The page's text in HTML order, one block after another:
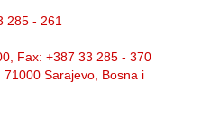
285 - 261
Fax: +387 33 285 - 370
Sarajevo, Bosna i